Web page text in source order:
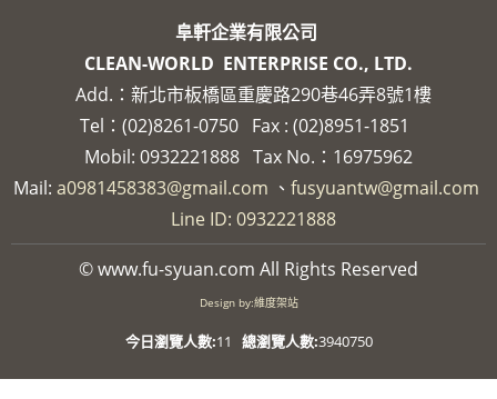
阜軒企業有限公司
CLEAN-WORLD ENTERPRISE CO., LTD.
Add.：新北市板橋區重慶路290巷46弄8號1樓
Tel：(02)8261-0750 Fax : (02)8951-1851
Mobil: 0932221888 Tax No.：16975962
Mail: a0981458383@gmail.com 、 fusyuantw@gmail.com
Line ID: 0932221888
© www.fu-syuan.com All Rights Reserved
Design by:維度架站
今日瀏覽人數:11 總瀏覽人數:3940750